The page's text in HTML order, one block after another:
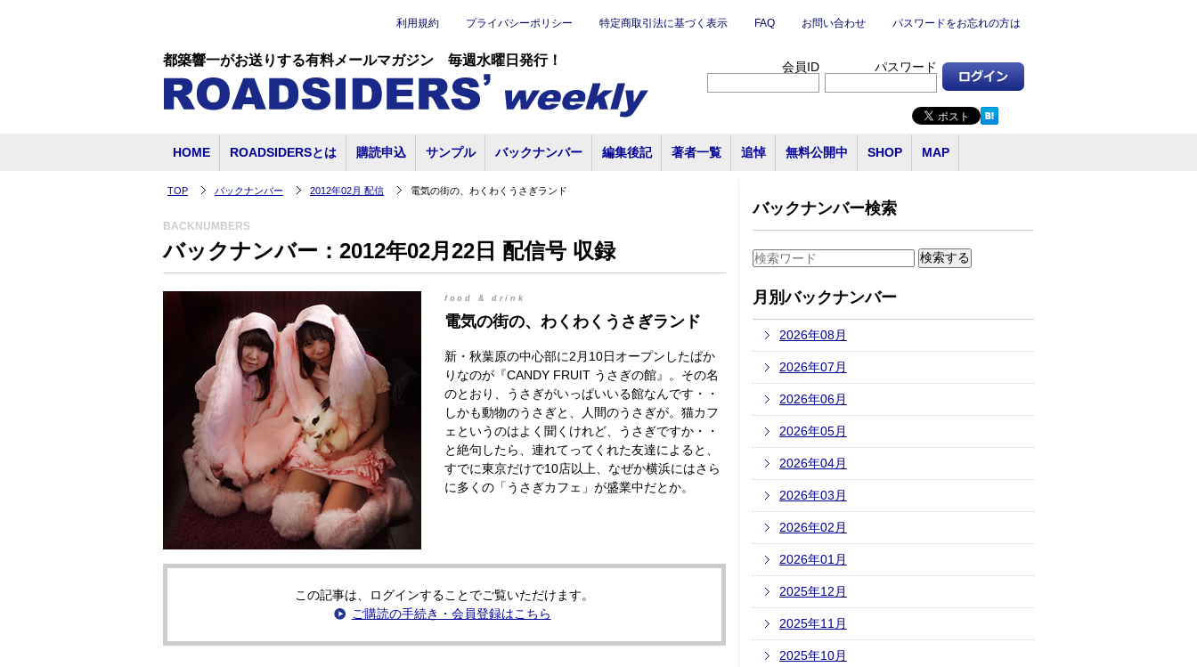
都築響一がお送りする有料メールマガジン 毎週水曜日発行！
利用規約 プライバシーポリシー 特定商取引法に基づく表示 FAQ お問い合わせ パスワードをお忘れの方は
会員ID パスワード
HOME ROADSIDERSとは 購読申込 サンプル バックナンバー 編集後記 著者一覧 追悼 無料公開中 SHOP MAP
TOP バックナンバー 2012年02月 配信 電気の街の、わくわくうさぎランド
BACKNUMBERS
バックナンバー：2012年02月22日 配信号 収録
food & drink
電気の街の、わくわくうさぎランド
新・秋葉原の中心部に2月10日オープンしたばか
りなのが『CANDY FRUIT うさぎの館』。その名
のとおり、うさぎがいっぱいいる館なんです・・
しかも動物のうさぎと、人間のうさぎが。猫カフ
ェというのはよく聞くけれど、うさぎですか・・
と絶句したら、連れてってくれた友達によると、
すでに東京だけで10店以上、なぜか横浜にはさら
に多くの「うさぎカフェ」が盛業中だとか。
この記事は、ログインすることでご覧いただけます。
ご購読の手続き・会員登録はこちら
バックナンバー検索
月別バックナンバー
2026年08月
2026年07月
2026年06月
2026年05月
2026年04月
2026年03月
2026年02月
2026年01月
2025年12月
2025年11月
2025年10月